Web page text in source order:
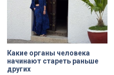
Какие органы человека
начинают стареть раньше
других